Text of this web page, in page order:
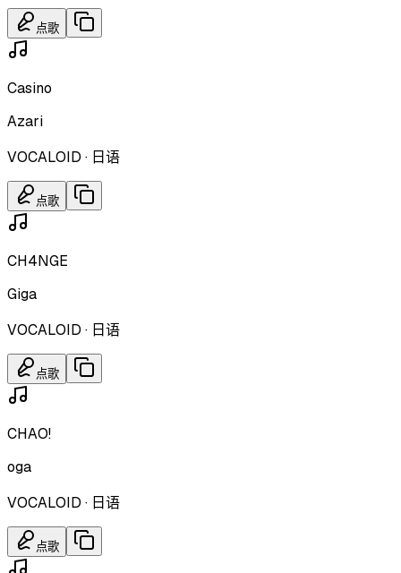
点歌
Casino
Azari
VOCALOID · 日语
点歌
CH4NGE
Giga
VOCALOID · 日语
点歌
CHAO!
oga
VOCALOID · 日语
点歌